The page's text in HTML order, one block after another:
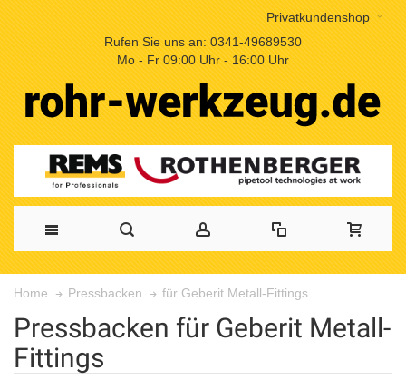
Privatkundenshop
Rufen Sie uns an: 0341-49689530
Mo - Fr 09:00 Uhr - 16:00 Uhr
Home Pressbacken für Geberit Metall-Fittings
Pressbacken für Geberit Metall-
Fittings